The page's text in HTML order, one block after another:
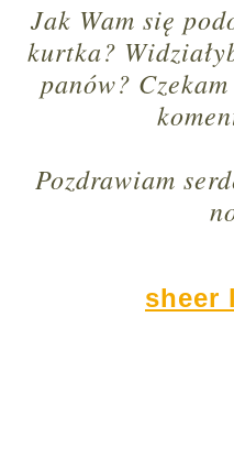
Jak Wam się
kurtka?
panów?
Pozdrawiam
sheer